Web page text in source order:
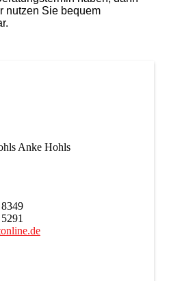
nutzen Sie bequem
Anke Hohls